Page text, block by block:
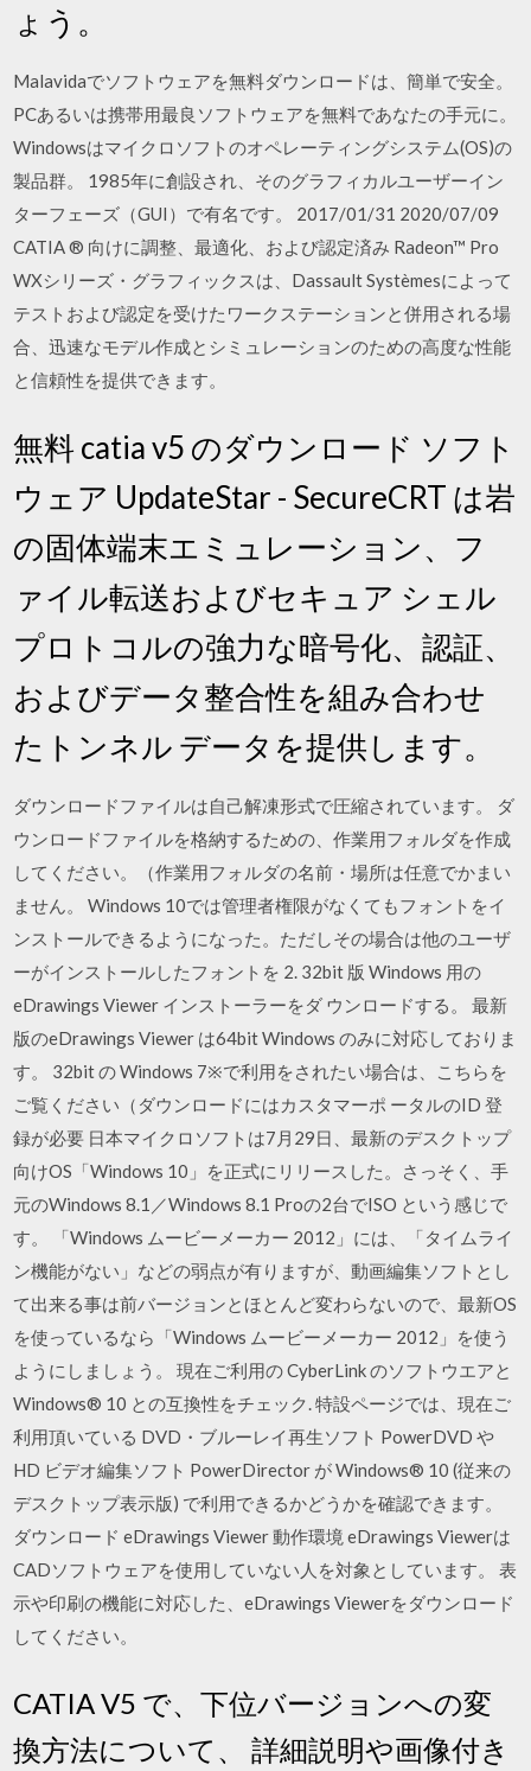
ょう。
Malavidaでソフトウェアを無料ダウンロードは、簡単で安全。
PCあるいは携帯用最良ソフトウェアを無料であなたの手元に。
Windowsはマイクロソフトのオペレーティングシステム(OS)の
製品群。 1985年に創設され、そのグラフィカルユーザーイン
ターフェーズ（GUI）で有名です。 2017/01/31 2020/07/09
CATIA ® 向けに調整、最適化、および認定済み Radeon™ Pro
WXシリーズ・グラフィックスは、Dassault Systèmesによって
テストおよび認定を受けたワークステーションと併用される場
合、迅速なモデル作成とシミュレーションのための高度な性能
と信頼性を提供できます。
無料 catia v5 のダウンロード ソフト
ウェア UpdateStar - SecureCRT は岩
の固体端末エミュレーション、フ
ァイル転送およびセキュア シェル
プロトコルの強力な暗号化、認証、
およびデータ整合性を組み合わせ
たトンネル データを提供します。
ダウンロードファイルは自己解凍形式で圧縮されています。 ダ
ウンロードファイルを格納するための、作業用フォルダを作成
してください。（作業用フォルダの名前・場所は任意でかまい
ません。 Windows 10では管理者権限がなくてもフォントをイ
ンストールできるようになった。ただしその場合は他のユーザ
ーがインストールしたフォントを 2. 32bit 版 Windows 用の
eDrawings Viewer インストーラーをダ ウンロードする。 最新
版のeDrawings Viewer は64bit Windows のみに対応しておりま
す。 32bit の Windows 7※で利用をされたい場合は、こちらを
ご覧ください（ダウンロードにはカスタマーポ ータルのID 登
録が必要 日本マイクロソフトは7月29日、最新のデスクトップ
向けOS「Windows 10」を正式にリリースした。さっそく、手
元のWindows 8.1／Windows 8.1 Proの2台でISO という感じで
す。 「Windows ムービーメーカー 2012」には、「タイムライ
ン機能がない」などの弱点が有りますが、動画編集ソフトとし
て出来る事は前バージョンとほとんど変わらないので、最新OS
を使っているなら「Windows ムービーメーカー 2012」を使う
ようにしましょう。 現在ご利用の CyberLink のソフトウエアと
Windows® 10 との互換性をチェック. 特設ページでは、現在ご
利用頂いている DVD・ブルーレイ再生ソフト PowerDVD や
HD ビデオ編集ソフト PowerDirector が Windows® 10 (従来の
デスクトップ表示版) で利用できるかどうかを確認できます。
ダウンロード eDrawings Viewer 動作環境 eDrawings Viewerは
CADソフトウェアを使用していない人を対象としています。 表
示や印刷の機能に対応した、eDrawings Viewerをダウンロード
してください。
CATIA V5 で、下位バージョンへの変
換方法について、 詳細説明や画像付き